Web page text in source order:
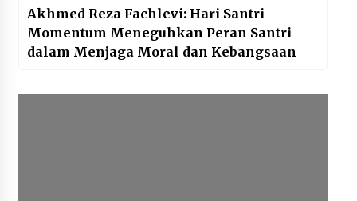
Akhmed Reza Fachlevi: Hari Santri
Momentum Meneguhkan Peran Santri
dalam Menjaga Moral dan Kebangsaan